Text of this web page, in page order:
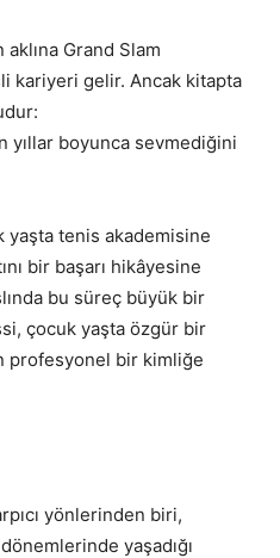
Grand Slam
kariyeri gelir. Ancak kitapta
yıllar boyunca sevmediğini
yaşta tenis akademisine
bir başarı hikâyesine
bu süreç büyük bir
çocuk yaşta özgür bir
profesyonel bir kimliğe
yönlerinden biri,
yaşadığı